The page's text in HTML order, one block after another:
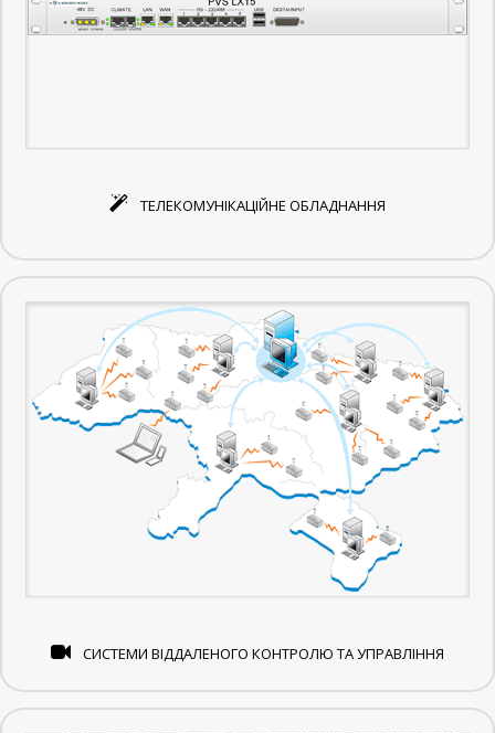
ТЕЛЕКОМУНІКАЦІЙНЕ ОБЛАДНАННЯ
СИСТЕМИ ВІДДАЛЕНОГО КОНТРОЛЮ ТА УПРАВЛІННЯ